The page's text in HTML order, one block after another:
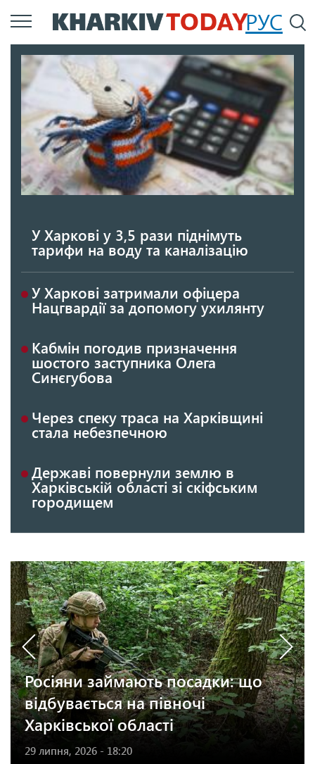
Перейти
до
вмісту
РУС
У Харкові у 3,5 рази піднімуть
тарифи на воду та каналізацію
У Харкові затримали офіцера
Нацгвардії за допомогу ухилянту
Кабмін погодив призначення
шостого заступника Олега
Синєгубова
Через спеку траса на Харківщині
стала небезпечною
Державі повернули землю в
Харківській області зі скіфським
городищем
Росіяни займають посадки: що
відбувається на півночі
Харківської області
29 липня, 2026 - 18:20